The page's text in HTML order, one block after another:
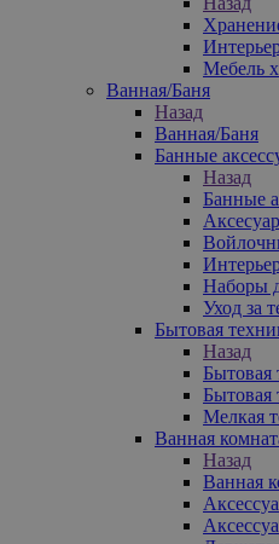
Мебель
Ванная/Баня
Назад
Ванная/Баня
Банные
Назад
Банные
Наборы
Уход за
Бытовая
Назад
Бытовая
Бытовая
Мелкая
Ванная
Назад
Ванная